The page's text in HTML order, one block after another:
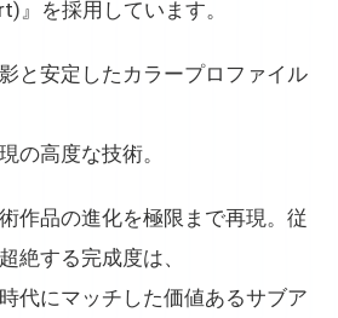
』を採用しています。
と安定したカラープロファイル
の高度な技術。
作品の進化を極限まで再現。従
絶する完成度は、
代にマッチした価値あるサブア